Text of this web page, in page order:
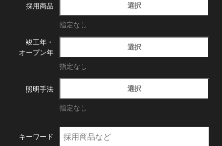
採用商品 選択
指定なし
竣工年・
オープン年
選択
指定なし
照明手法 選択
指定なし
キーワード